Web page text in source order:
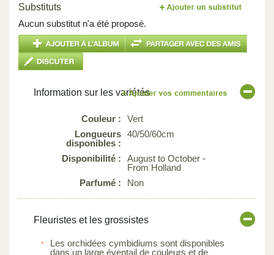
Substituts
Aucun substitut n'a été proposé.
Information sur les variétés
Couleur :
Vert
Longueurs
disponibles :
40/50/60cm
Disponibilité :
August to October -
From Holland
Parfumé :
Non
Fleuristes et les grossistes
Les orchidées cymbidiums sont disponibles
dans un large éventail de couleurs et de